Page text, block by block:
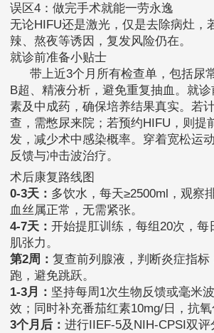
误区4：做完手术就能一劳永逸
无论HIFU还是激光，仅是去除病灶，
辣、熬夜等诱因，复发风险仍在。
就诊前准备小贴士
带上近3个月所有检查单，包括尿
B超、精液分析，避免重复抽血。就
素及中成药，确保培养结果真实。若
查，需憋尿来院；若预约HIFU，则提
发，减少术中感染概率。穿着宽松运
反馈与冲击波治疗。
术后康复路线图
0-3天： 多饮水，每天≥2500ml，观察
血丝属正常，无需紧张。
4-7天： 开始提肛训练，每组20次，每
肌张力。
第2周： 复查前列腺液，判断炎症指标
跑，避免跳跃。
1-3月： 坚持每周1次生物反馈或毫米
效；同时补充番茄红素10mg/日，抗氧
3个月后： 进行IIEF-5及NIH-CPSI双